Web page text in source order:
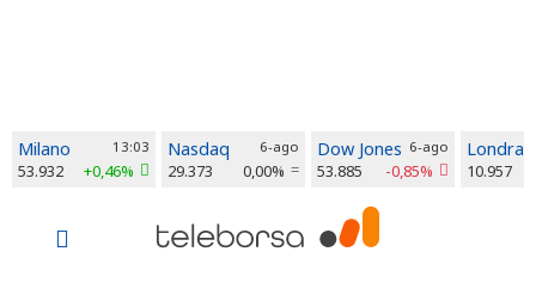
Milano 13:03
53.932 +0,46%
Nasdaq 6-ago
29.373 0,00%
Dow Jones 6-ago
53.885 -0,85%
Londra
10.957